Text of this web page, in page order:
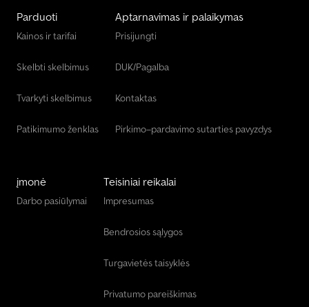
Parduoti
Kainos ir tarifai
Skelbti skelbimus
Tvarkyti skelbimus
Patikimumo ženklas
Aptarnavimas ir palaikymas
Prisijungti
DUK/Pagalba
Kontaktas
Pirkimo–pardavimo sutarties pavyzdys
įmonė
Darbo pasiūlymai
Teisiniai reikalai
Impresumas
Bendrosios sąlygos
Turgavietės taisyklės
Privatumo pareiškimas